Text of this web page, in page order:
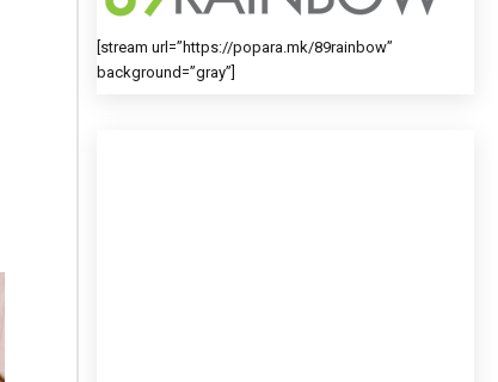
[stream url=”https://popara.mk/89rainbow”
background=”gray”]